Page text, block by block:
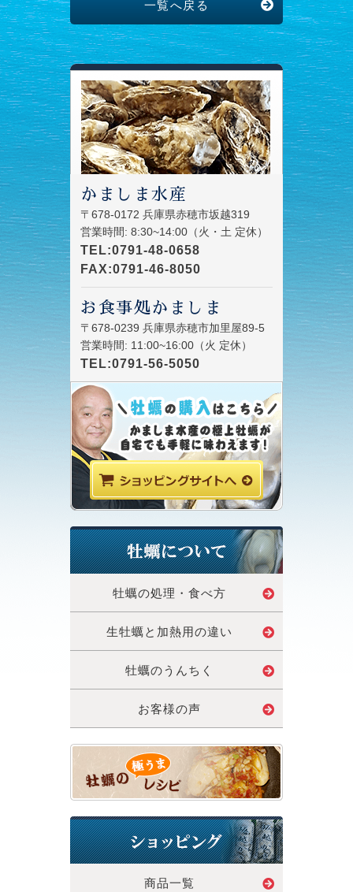
一覧へ戻る
かましま水産
〒678-0172 兵庫県赤穂市坂越319
営業時間: 8:30~14:00（火・土 定休）
TEL:0791-48-0658
FAX:0791-46-8050
お食事処かましま
〒678-0239 兵庫県赤穂市加里屋89-5
営業時間: 11:00~16:00（火 定休）
TEL:0791-56-5050
牡蠣の処理・食べ方
生牡蠣と加熱用の違い
牡蠣のうんちく
お客様の声
商品一覧